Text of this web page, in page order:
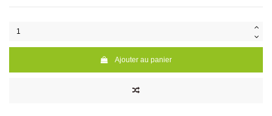
Ajouter au panier